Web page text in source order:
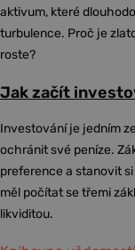
aktivum, které
turbulence. Proč je
roste?
Jak začít
Investování je jedním
ochránit své peníze.
preference a stanovit
měl počítat se třemi
likviditou.